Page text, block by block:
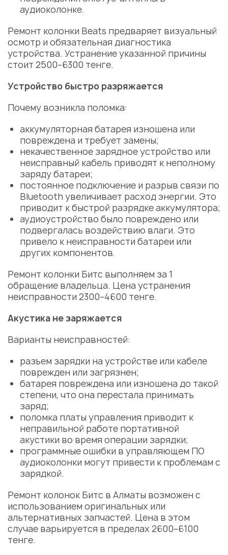
аудиоколонке.
Ремонт колонки Beats предваряет визуальный
осмотр и обязательная диагностика
устройства. Устранение указанной причины
стоит 2500–6300 тенге.
Устройство быстро разряжается
Почему возникла поломка:
аккумуляторная батарея изношена или
повреждена и требует замены;
некачественное зарядное устройство или
неисправный кабель приводят к неполному
заряду батареи;
постоянное подключение и разрыв связи по
Bluetooth увеличивает расход энергии. Это
приводит к быстрой разрядке аккумулятора;
аудиоустройство было повреждено или
подвергалась воздействию влаги. Это
привело к неисправности батареи или
других компонентов.
Ремонт колонки Битс выполняем за 1
обращение владельца. Цена устранения
неисправности 2300–4600 тенге.
Акустика не заряжается
Варианты неисправностей:
разъем зарядки на устройстве или кабеле
поврежден или загрязнен;
батарея повреждена или изношена до такой
степени, что она перестала принимать
заряд;
поломка платы управления приводит к
неправильной работе портативной
акустики во время операции зарядки;
программные ошибки в управляющем ПО
аудиоколонки могут привести к проблемам с
зарядкой.
Ремонт колонок Битс в Алматы возможен с
использованием оригинальных или
альтернативных запчастей. Цена в этом
случае варьируется в пределах 2600–6100
тенге.